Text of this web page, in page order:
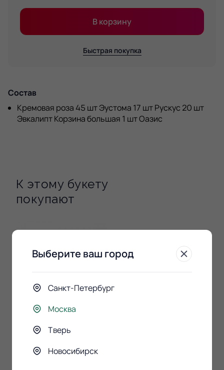
В корзину
Быстрая покупка
Состав
Кремовая роза 45 шт Эустома 17 шт Рускус 20 шт
Эвкалипт Корзина большая 1 шт Оазис
К этому букету
покупают
890 ₽
Выберите ваш город
Санкт-Петербург
Москва
Тверь
Новосибирск